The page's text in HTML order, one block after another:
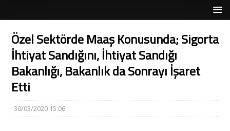
Özel Sektörde Maaş Konusunda; Sigorta
İhtiyat Sandığını, İhtiyat Sandığı
Bakanlığı, Bakanlık da Sonrayı İşaret
Etti
30/03/2020 15:06